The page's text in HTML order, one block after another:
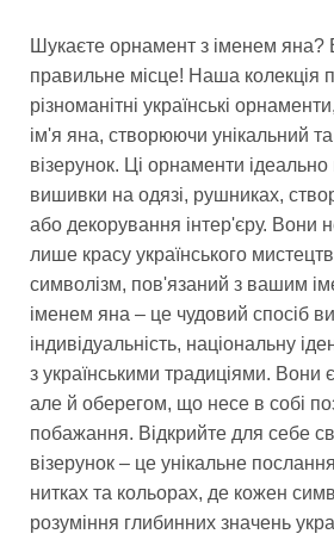
Шукаєте орнамент з іменем яна?
правильне місце! Наша колекція
різноманітні українські
ім'я яна, створюючи унікальний
візерунок. Ці орнаменти ідеально
вишивки на одязі, рушниках,
або декорування інтер'єру. Вони
лише красу українського
символізм, пов'язаний з вашим
іменем яна – це чудовий спосіб
індивідуальність, національну
з українськими традиціями.
але й оберегом, що несе в собі
побажання. Відкрийте для себе
візерунок – це унікальне
нитках та кольорах, де кожен
розуміння глибинних значень